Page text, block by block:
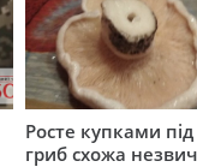
Росте купками
гриб схожа